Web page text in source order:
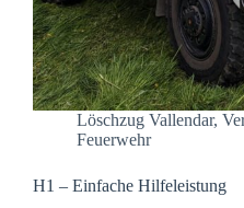
Löschzug Vallendar,
Feuerwehr
H1 – Einfache Hilfeleistung